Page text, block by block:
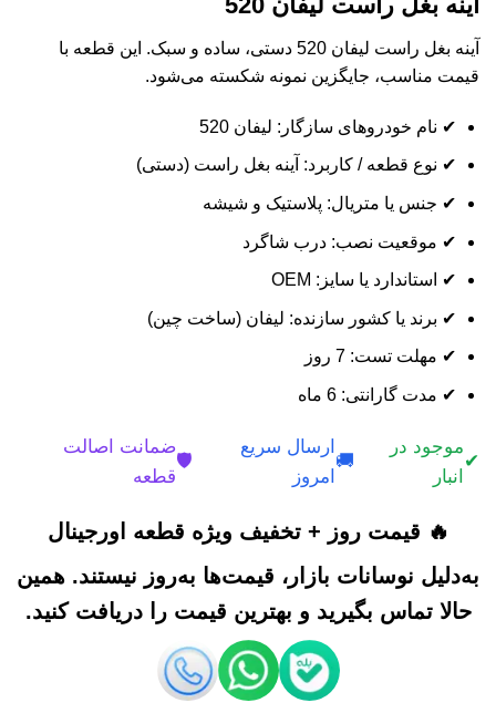
آینه بغل راست لیفان 520 دستی، ساده و سبک. این قطعه با
قیمت مناسب، جایگزین نمونه شکسته می‌شود.
✔ نام خودروهای سازگار: لیفان 520
✔ نوع قطعه / کاربرد: آینه بغل راست (دستی)
✔ جنس یا متریال: پلاستیک و شیشه
✔ موقعیت نصب: درب شاگرد
✔ استاندارد یا سایز: OEM
✔ برند یا کشور سازنده: لیفان (ساخت چین)
✔ مهلت تست: 7 روز
✔ مدت گارانتی: 6 ماه
✔
موجود در
انبار
🚚
ارسال سریع
امروز
🛡️
ضمانت اصالت
قطعه
🔥 قیمت روز + تخفیف ویژه قطعه اورجینال
به‌دلیل نوسانات بازار، قیمت‌ها به‌روز نیستند. همین
حالا تماس بگیرید و بهترین قیمت را دریافت کنید.